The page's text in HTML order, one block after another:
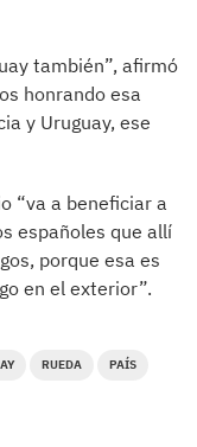
también”, afirmó
honrando esa
y Uruguay, ese
“va a beneficiar a
españoles que allí
porque esa es
en el exterior”.
RUEDA PAÍS